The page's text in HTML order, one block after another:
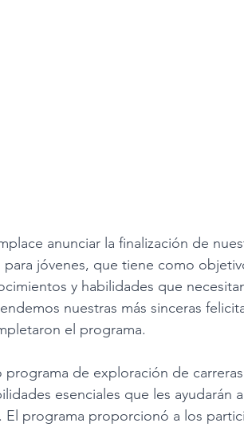
anunciar la finalización de
para jóvenes, que tiene como
y habilidades que
nuestras más sinceras
el programa.
programa de exploración de
esenciales que les ayudarán
El programa proporcionó a los